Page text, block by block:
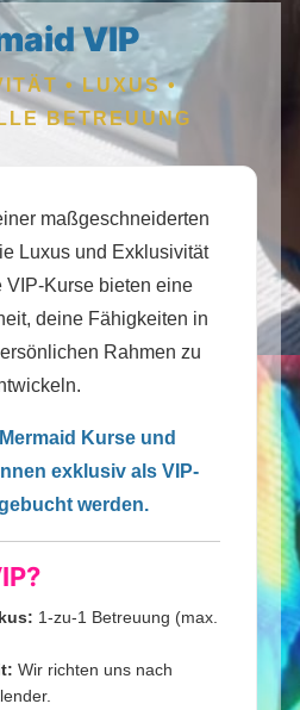
VIP
• LUXUS •
BETREUUNG
maßgeschneiderten
Luxus und Exklusivität
VIP-Kurse bieten eine
deine Fähigkeiten in
Rahmen zu
Kurse und
exklusiv als VIP-
werden.
1-zu-1 Betreuung (max.
Wir richten uns nach